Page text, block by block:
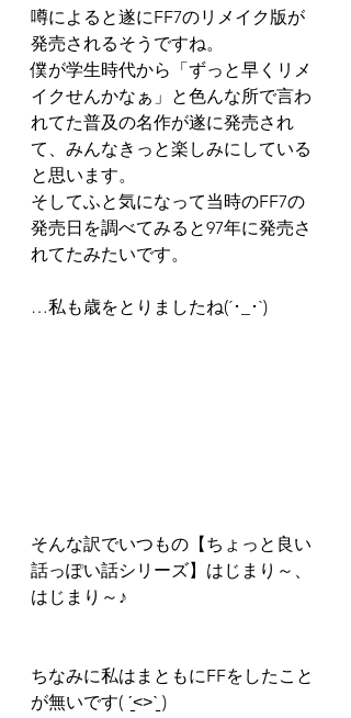
噂によると遂にFF7のリメイク版が
発売されるそうですね。
僕が学生時代から「ずっと早くリメ
イクせんかなぁ」と色んな所で言わ
れてた普及の名作が遂に発売され
て、みんなきっと楽しみにしている
と思います。
そしてふと気になって当時のFF7の
発売日を調べてみると97年に発売さ
れてたみたいです。
…私も歳をとりましたね(´･_･`)
そんな訳でいつもの【ちょっと良い
話っぽい話シリーズ】はじまり～、
はじまり～♪
ちなみに私はまともにFFをしたこと
が無いです( ˊ̱˂˃ˋ̱ )